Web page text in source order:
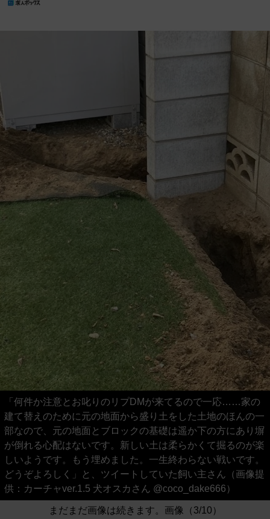
「何件か注意とお叱りのリプDMが来てるので一応……家の
建て替えのために元の地面から盛り土をした土地のほんの一
部なので、元の地面とブロックの基礎は遥か下の方にあり塀
が倒れる心配はないです。新しい土は柔らかくて掘るのが楽
しいようです。もう埋めました。一生終わらない戦いです。
どうぞよろしく」と、ツイートしていた飼い主さん（画像提
供：カーチャver.1.5 犬オスカさん @coco_dake666）
まだまだ画像は続きます。画像（3/10）